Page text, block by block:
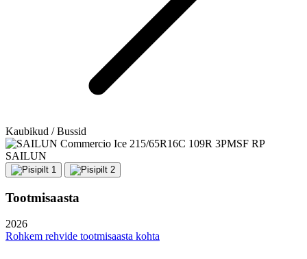
Kaubikud / Bussid
SAILUN
Tootmisaasta
2026
Rohkem rehvide tootmisaasta kohta